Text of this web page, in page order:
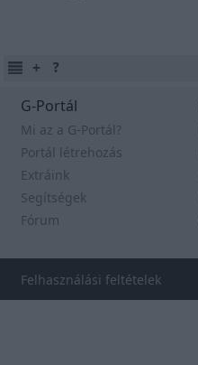
G-Portál
Mi az a G-Portál?
Portál létrehozás
Extráink
Segítségek
Fórum
Felhasználási feltételek